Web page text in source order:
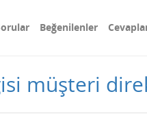
Beğenilenler
müşteri